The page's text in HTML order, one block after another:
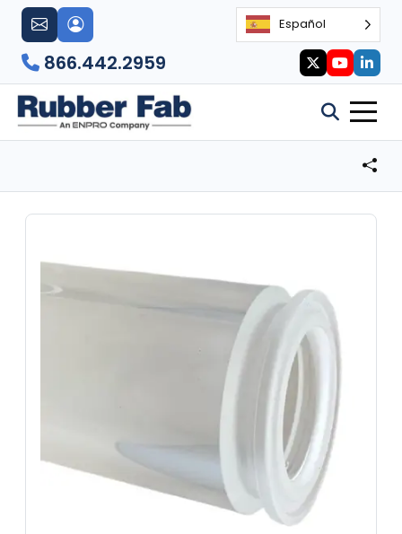
Español
866.442.2959